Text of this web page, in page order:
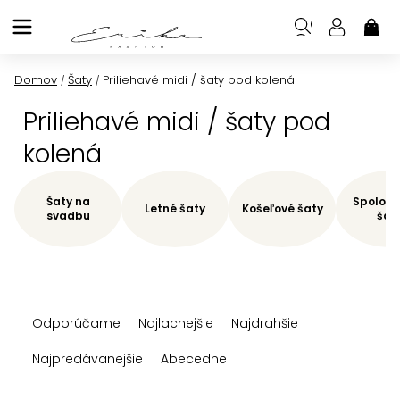
na
Domov / Šaty / Priliehavé midi / šaty pod kolená
Priliehavé midi / šaty pod
kolená
Šaty na
svadbu
Letné šaty Košeľové šaty
a
d
Odporúčame Najlacnejšie
Najdrahšie
Najpredávanejšie
Abecedne